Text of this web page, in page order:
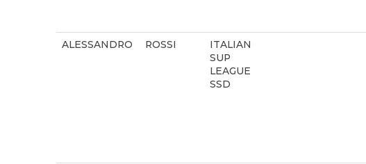
ALESSANDRO ROSSI
ITALIAN
SUP
LEAGUE
SSD